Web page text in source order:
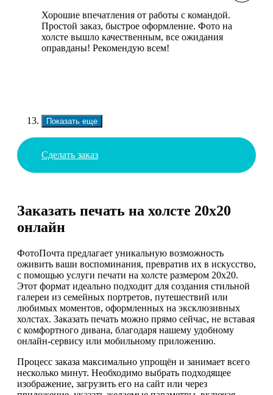
Хорошие впечатления от работы с командой.
Простой заказ, быстрое оформление. Фото на
холсте вышло качественным, все ожидания
оправданы! Рекомендую всем!
Показать еще
Сделать заказ
Заказать печать на холсте 20х20
онлайн
ФотоПочта предлагает уникальную возможность
оживить ваши воспоминания, превратив их в искусство,
с помощью услуги печати на холсте размером 20х20.
Этот формат идеально подходит для создания стильной
галереи из семейных портретов, путешествий или
любимых моментов, оформленных на эксклюзивных
холстах. Заказать печать можно прямо сейчас, не вставая
с комфортного дивана, благодаря нашему удобному
онлайн-сервису или мобильному приложению.
Процесс заказа максимально упрощён и занимает всего
несколько минут. Необходимо выбрать подходящее
изображение, загрузить его на сайт или через